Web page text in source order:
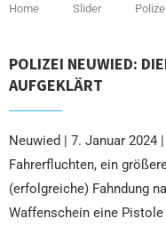
Home Slider
POLIZEI NEUWIED:
AUFGEKLÄRT
Neuwied | 7. Januar 2024
Fahrerfluchten, ein
(erfolgreiche) Fahndung
Waffenschein eine